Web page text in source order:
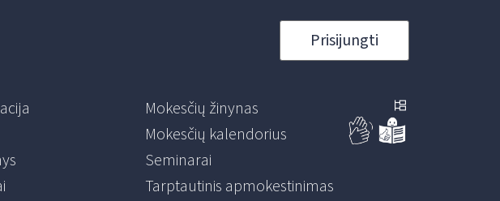
Prisijungti
Mokesčių žinynas
Mokesčių kalendorius
Seminarai
Tarptautinis apmokestinimas